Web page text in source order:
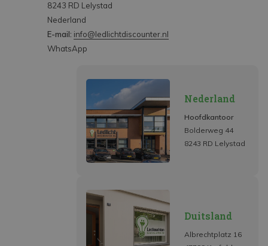
8243 RD Lelystad
Nederland
E-mail: info@ledlichtdiscounter.nl
WhatsApp
Nederland
Hoofdkantoor
Bolderweg 44
8243 RD Lelystad
Duitsland
Albrechtplatz 16